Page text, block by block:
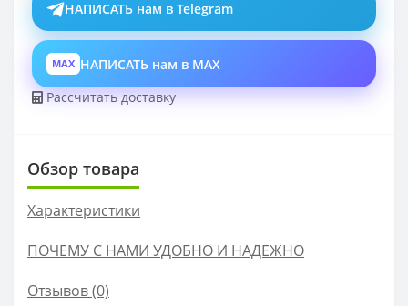
НАПИСАТЬ нам в Telegram
MAX НАПИСАТЬ нам в MAX
Рассчитать доставку
Обзор товара
Характеристики
ПОЧЕМУ С НАМИ УДОБНО И НАДЕЖНО
Отзывов (0)